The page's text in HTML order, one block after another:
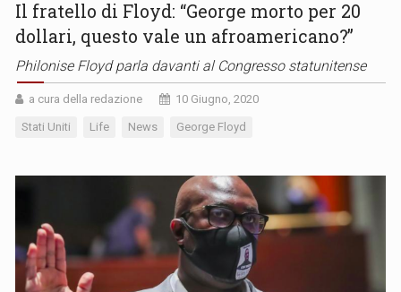
Il fratello di Floyd: “George morto per 20
dollari, questo vale un afroamericano?”
Philonise Floyd parla davanti al Congresso statunitense
a cura della redazione 10 Giugno, 2020
Stati Uniti Life News George Floyd